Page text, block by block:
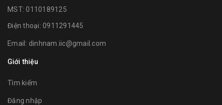
MST: 0110189125
Điện thoại: 0911291445
Email: dinhnam.iic@gmail.com
Giới thiệu
Tìm kiếm
Đăng nhập